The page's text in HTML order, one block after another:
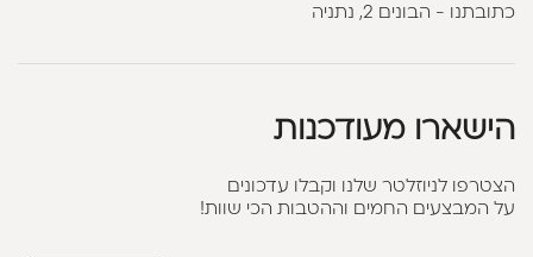
כתובתנו - הבונים 2, נתניה
הישארו מעודכנות
הצטרפו לניוזלטר שלנו וקבלו עדכונים
על המבצעים החמים וההטבות הכי שוות!